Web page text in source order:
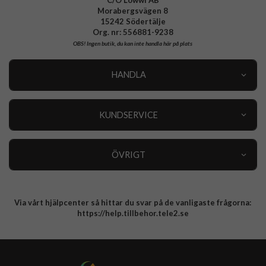
Morabergsvägen 8
15242 Södertälje
Org. nr: 556881-9238
OBS!Ingen butik, du kan inte handla här på plats
HANDLA
KUNDSERVICE
ÖVRIGT
Integritetspolicy
Via vårt hjälpcenter så hittar du svar på de vanligaste frågorna:
https://help.tillbehor.tele2.se